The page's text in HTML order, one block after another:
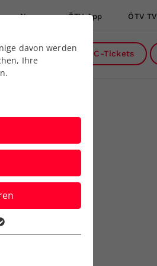
News ÖTV App ÖTV TV
DC-Tickets
(alle
davon werden
Ihre
der
Webseite